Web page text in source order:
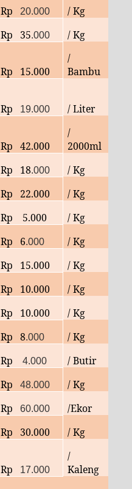
Rp 20.000
/ Kg
Rp 35.000 / Kg
Rp 15.000
/
Bambu
Rp 19.000
/ Liter
Rp 42.000
/
2000ml
Rp 18.000
/ Kg
Rp 22.000
/ Kg
Rp 5.000
/ Kg
Rp 6.000
/ Kg
Rp 15.000
/ Kg
Rp 10.000
/ Kg
Rp 10.000
/ Kg
Rp 8.000
/ Kg
Rp 4.000
/ Butir
Rp 48.000
/ Kg
Rp 60.000
/Ekor
Rp 30.000
/ Kg
Rp 17.000
/
Kaleng